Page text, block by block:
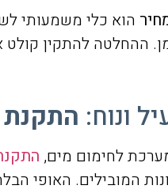
הוא כלי משמעותי
ההחלטה להתקין קולט
ונוח:
לחימום מים,
המובילים. האופי